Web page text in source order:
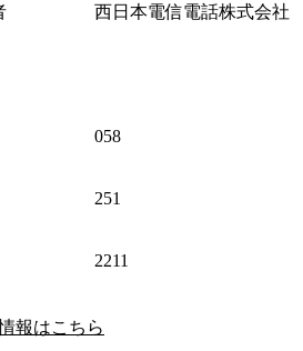
西日本電信電話株式会社
058
251
2211
報はこちら